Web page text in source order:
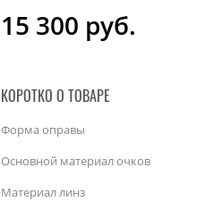
15 300 руб.
КОРОТКО О ТОВАРЕ
Форма оправы
Основной материал очков
Материал линз